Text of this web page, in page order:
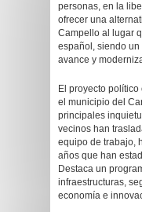
personas, en la
ofrecer una
Campello al lugar
español, siendo
avance y
El proyecto
el municipio del
principales
vecinos han
equipo de trabajo,
años que han
Destaca un
infraestructuras,
economía e